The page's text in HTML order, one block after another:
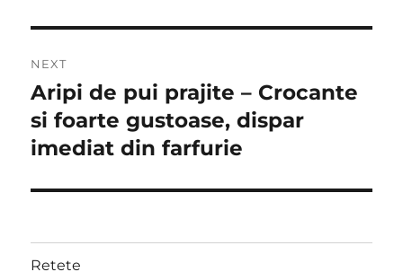
NEXT
Next
post:
Aripi de pui prajite – Crocante
si foarte gustoase, dispar
imediat din farfurie
Retete